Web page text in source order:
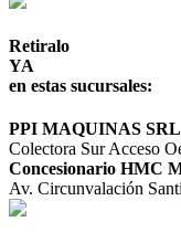
Retiralo
YA
en estas sucursales:
PPI MAQUINAS SRL
Colectora Sur Acceso
Concesionario HMC
Av. Circunvalación